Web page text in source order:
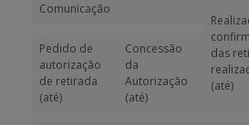
Comunicação
das
(até)
Pedido de
autorização
de retirada
(até)
Concessão
da
Autorização
(até)